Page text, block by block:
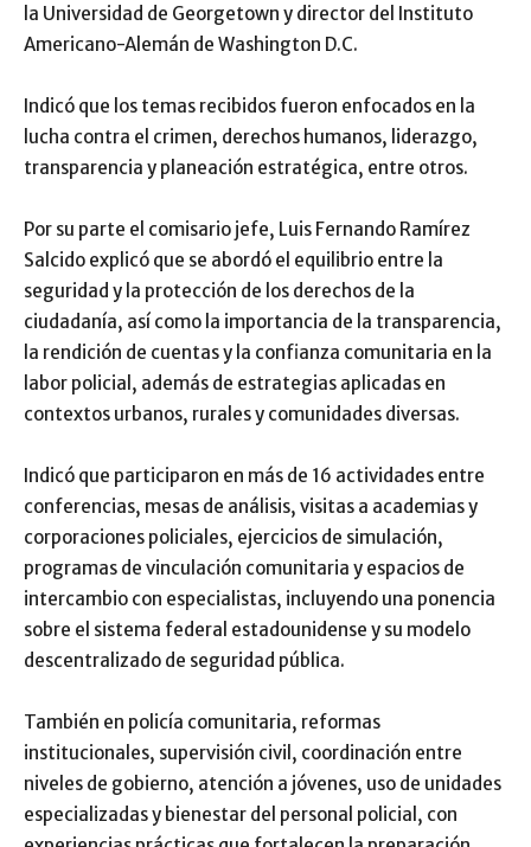
la Universidad de Georgetown y director del Instituto
Americano-Alemán de Washington D.C.
Indicó que los temas recibidos fueron enfocados en la
lucha contra el crimen, derechos humanos, liderazgo,
transparencia y planeación estratégica, entre otros.
Por su parte el comisario jefe, Luis Fernando Ramírez
Salcido explicó que se abordó el equilibrio entre la
seguridad y la protección de los derechos de la
ciudadanía, así como la importancia de la transparencia,
la rendición de cuentas y la confianza comunitaria en la
labor policial, además de estrategias aplicadas en
contextos urbanos, rurales y comunidades diversas.
Indicó que participaron en más de 16 actividades entre
conferencias, mesas de análisis, visitas a academias y
corporaciones policiales, ejercicios de simulación,
programas de vinculación comunitaria y espacios de
intercambio con especialistas, incluyendo una ponencia
sobre el sistema federal estadounidense y su modelo
descentralizado de seguridad pública.
También en policía comunitaria, reformas
institucionales, supervisión civil, coordinación entre
niveles de gobierno, atención a jóvenes, uso de unidades
especializadas y bienestar del personal policial, con